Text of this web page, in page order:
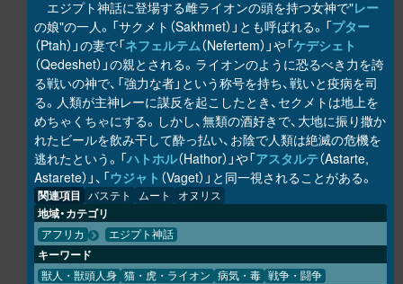
エジプト神話に登場する雌ライオンの頭を持つ女神で"レー
の娘"の一人。「サクメト（Sakhmet）」とも呼ばれる。「プター
（Ptah）」の妻で「ネフェルテム（Nefertem）」や「ケデシェト
（Qedeshet）」の親とされる。ライオンのように恐るべき力を誇
る戦いの神で、「強力な者」という称号を持ち、戦いと疫病を司
る。人類が主神レーに謀反を起こしたとき、セクメトは地上を
めちゃくちゃにする。しかし、無類の酒好きで、大地に振り撒か
れたビールを飲み干して酔っ払い、お陰で人類は絶滅の危機を
逃れたという。「ハトホル（Hathor）」や「アスタルテ（Astarte,
Astarete）」、「ウジャト （Vaget）」と同一視されることがある。
関連項目 バステト ムート オヌリス
地域・カテゴリ
アフリカ エジプト神話
キーワード
獣人・獣頭人身 猫・虎・ライオン 病気・毒 戦争・闘争